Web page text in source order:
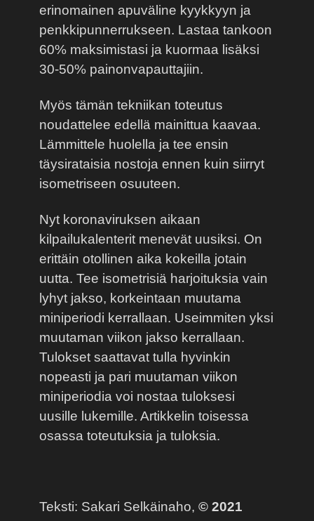
erinomainen apuväline kyykkyyn ja
penkkipunnerrukseen. Lastaa tankoon
60% maksimistasi ja kuormaa lisäksi
30-50% painonvapauttajiin.
Myös tämän tekniikan toteutus
noudattelee edellä mainittua kaavaa.
Lämmittele huolella ja tee ensin
täysirataisia nostoja ennen kuin siirryt
isometriseen osuuteen.
Nyt koronaviruksen aikaan
kilpailukalenterit menevät uusiksi. On
erittäin otollinen aika kokeilla jotain
uutta. Tee isometrisiä harjoituksia vain
lyhyt jakso, korkeintaan muutama
miniperiodi kerrallaan. Useimmiten yksi
muutaman viikon jakso kerrallaan.
Tulokset saattavat tulla hyvinkin
nopeasti ja pari muutaman viikon
miniperiodia voi nostaa tuloksesi
uusille lukemille. Artikkelin toisessa
osassa toteutuksia ja tuloksia.
Teksti: Sakari Selkäinaho, © 2021